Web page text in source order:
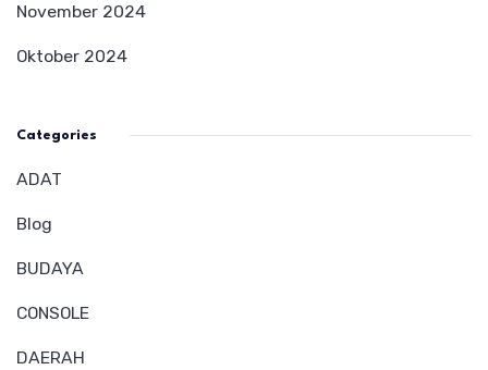
November 2024
Oktober 2024
Categories
ADAT
Blog
BUDAYA
CONSOLE
DAERAH